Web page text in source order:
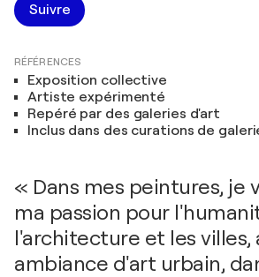
Suivre
RÉFÉRENCES
Exposition collective
Artiste expérimenté
Repéré par des galeries d'art
Inclus dans des curations de
« Dans mes peintures, je
ma passion pour
l'architecture et les villes,
ambiance d'art urbain,